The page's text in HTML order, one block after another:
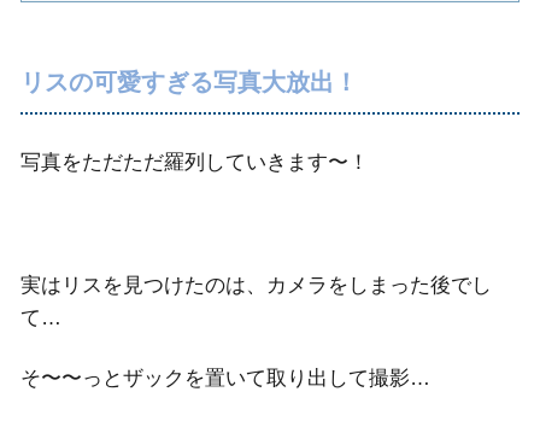
リスの可愛すぎる写真大放出！
写真をただただ羅列していきます〜！
実はリスを見つけたのは、カメラをしまった後でし
て…
そ〜〜っとザックを置いて取り出して撮影…